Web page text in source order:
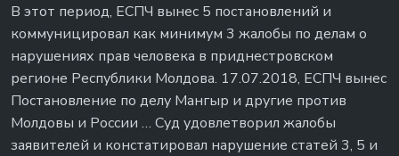
В этот период, ЕСПЧ вынес 5 постановлений и
коммуницировал как минимум 3 жалобы по делам о
нарушениях прав человека в приднестровском
регионе Республики Молдова. 17.07.2018, ЕСПЧ вынес
Постановление по делу Мангыр и другие против
Молдовы и России … Суд удовлетворил жалобы
заявителей и констатировал нарушение статей 3, 5 и